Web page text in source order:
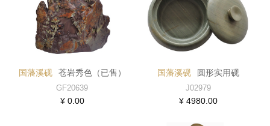
国藩溪砚 苍岩秀色（已售）
GF20639
¥ 0.00
国藩溪砚 圆形实用砚
J02979
¥ 4980.00